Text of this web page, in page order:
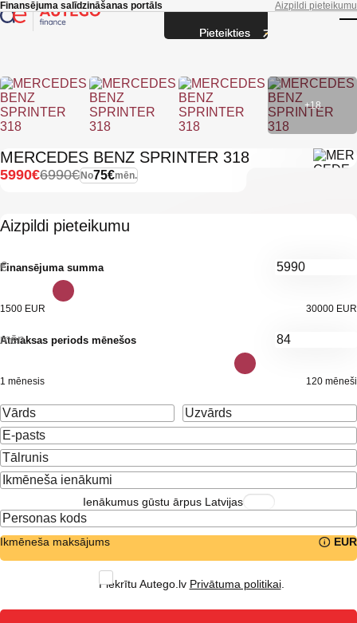
Skip to main content
Finansējuma salīdzināšanas portāls Aizpildi pieteikumu
+18
MERCEDES BENZ SPRINTER 318
No75€mēn.
6990€
5990€
Aizpildi pieteikumu
Finansējuma summa
€
1500 EUR 30000 EUR
Atmaksas periods mēnešos
mēn.
1 mēnesis 120 mēneši
Ienākumus gūstu ārpus Latvijas
Ikmēneša maksājums EUR
Piekrītu Autego.lv Privātuma politikai.